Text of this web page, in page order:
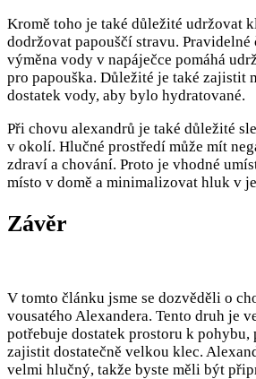
Kromě toho je také důležité udržovat
dodržovat papouščí stravu. Pravidelné
výměna vody v napáječce pomáhá
pro papouška. Důležité je také zajistit
dostatek vody, aby bylo hydratované.
Při chovu alexandrů je také důležité
v okolí. Hlučné prostředí může mít
zdraví a chování. Proto je vhodné
místo v domě a minimalizovat hluk v
Závěr
V tomto článku jsme se dozvěděli o
vousatého Alexandera. Tento druh je
potřebuje dostatek prostoru k pohybu,
zajistit dostatečně velkou klec.
velmi hlučný, takže byste měli být